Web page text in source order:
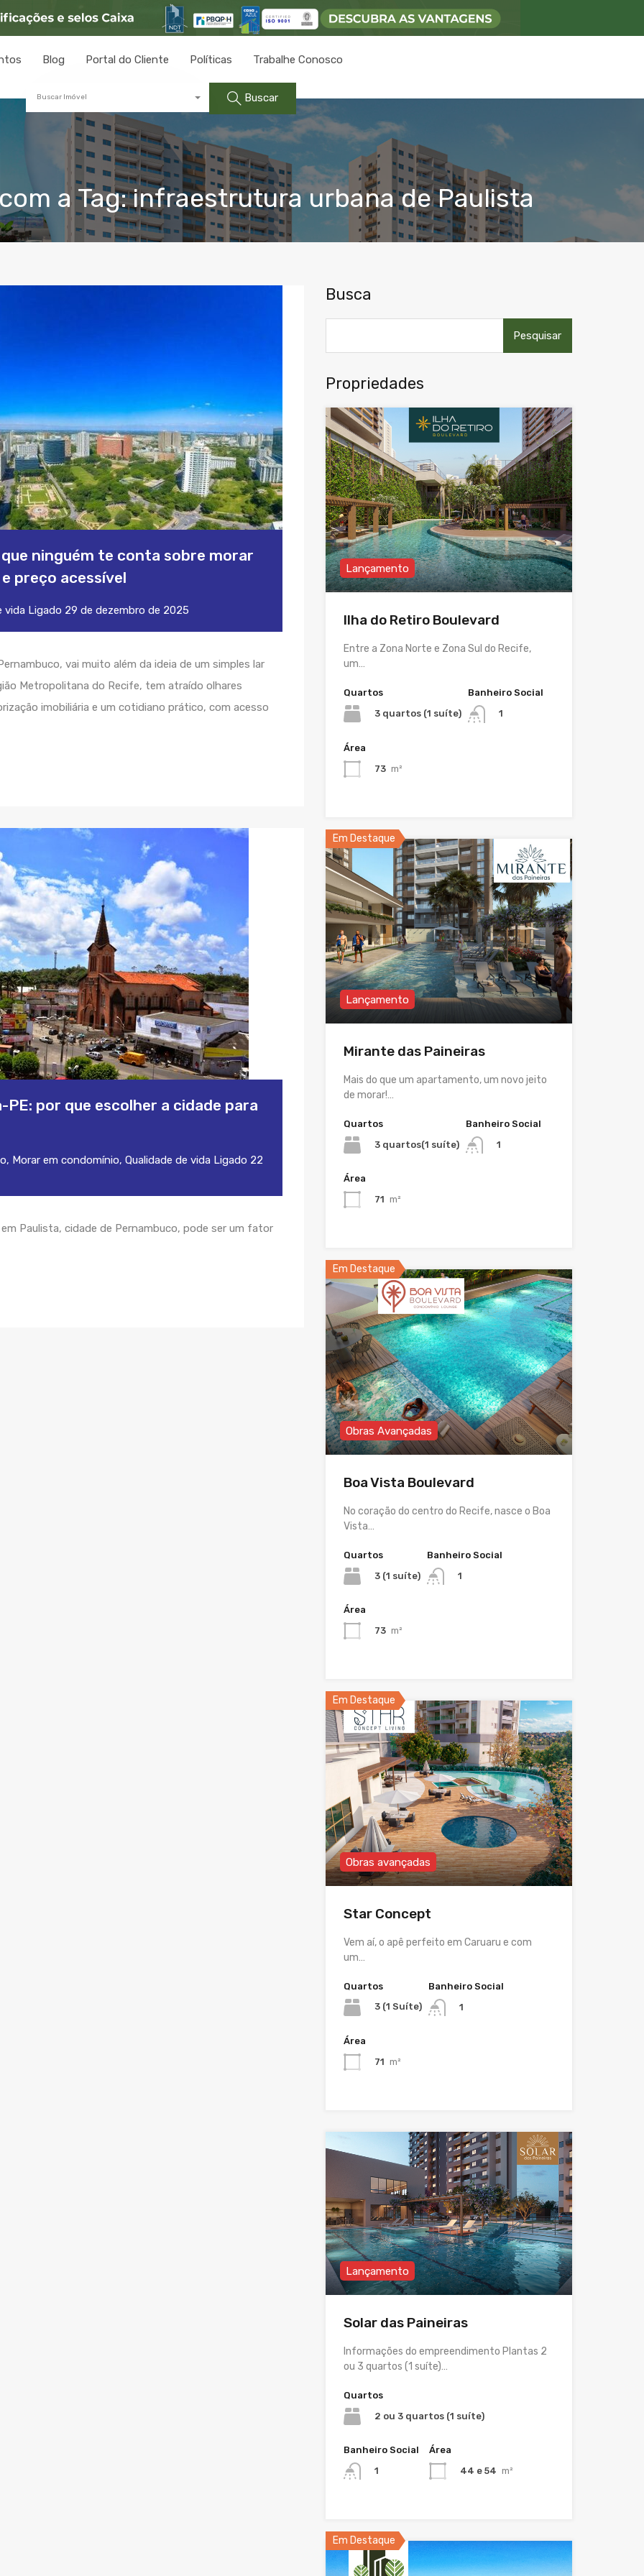
Blog Portal do Cliente Políticas Trabalhe Conosco
Buscar Imóvel Buscar
a Tag: infraestrutura urbana de Paulista
ninguém te conta sobre morar
preço acessível
vida Ligado 29 de dezembro de 2025
vai muito além da ideia de um simples lar
Metropolitana do Recife, tem atraído olhares
imobiliária e um cotidiano prático, com acesso
PE: por que escolher a cidade para
, Morar em condomínio, Qualidade de vida Ligado 22
Paulista, cidade de Pernambuco, pode ser um fator
Busca
por:
Propriedades
Lançamento
Ilha do Retiro Boulevard
Entre a Zona Norte e Zona Sul do Recife,
um…
Quartos
3 quartos (1 suíte)
Banheiro Social
1
Área
73 m²
Em Destaque
Lançamento
Mirante das Paineiras
Mais do que um apartamento, um novo jeito
de morar!…
Quartos
3 quartos(1 suíte)
Banheiro Social
1
Área
71 m²
Em Destaque
Obras Avançadas
Boa Vista Boulevard
No coração do centro do Recife, nasce o Boa
Vista…
Quartos
3 (1 suíte)
Banheiro Social
1
Área
73 m²
Em Destaque
Obras avançadas
Star Concept
Vem aí, o apê perfeito em Caruaru e com
um…
Quartos
3 (1 Suíte)
Banheiro Social
1
Área
71 m²
Lançamento
Solar das Paineiras
Informações do empreendimento Plantas 2
ou 3 quartos (1 suíte)…
Quartos
2 ou 3 quartos (1 suíte)
Banheiro Social
1
Área
44 e 54 m²
Em Destaque